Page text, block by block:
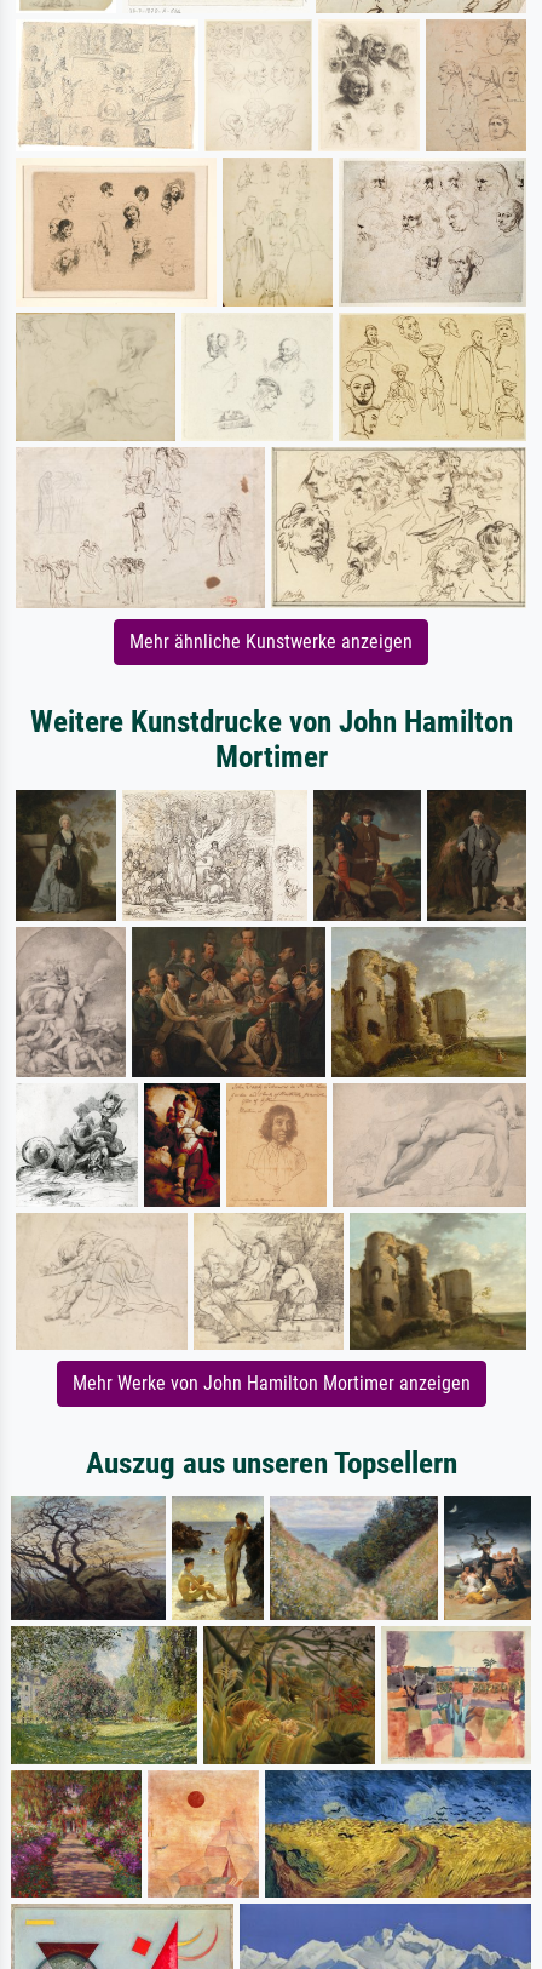
Mehr ähnliche Kunstwerke anzeigen
Weitere Kunstdrucke von John Hamilton
Mortimer
Mehr Werke von John Hamilton Mortimer anzeigen
Auszug aus unseren Topsellern